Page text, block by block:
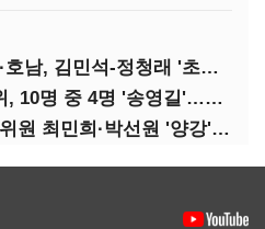
(정기여론조사)②당심·호남, 김민석-정청래 '초접전'
(정기여론조사)③2순위, 10명 중 4명 '송영길'…정청래 '한 자릿수'
(정기여론조사)④최고위원 최민희·박선원 '양강'…서미화·이성윤·임미애 뒤이어